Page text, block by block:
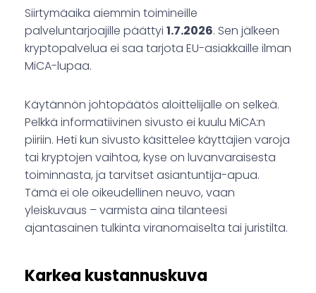
Siirtymäaika aiemmin toimineille
palveluntarjoajille päättyi 1.7.2026. Sen jälkeen
kryptopalvelua ei saa tarjota EU-asiakkaille ilman
MiCA-lupaa.
Käytännön johtopäätös aloittelijalle on selkeä.
Pelkkä informatiivinen sivusto ei kuulu MiCA:n
piiriin. Heti kun sivusto käsittelee käyttäjien varoja
tai kryptojen vaihtoa, kyse on luvanvaraisesta
toiminnasta, ja tarvitset asiantuntija-apua.
Tämä ei ole oikeudellinen neuvo, vaan
yleiskuvaus – varmista aina tilanteesi
ajantasainen tulkinta viranomaiselta tai juristilta.
Karkea kustannuskuva